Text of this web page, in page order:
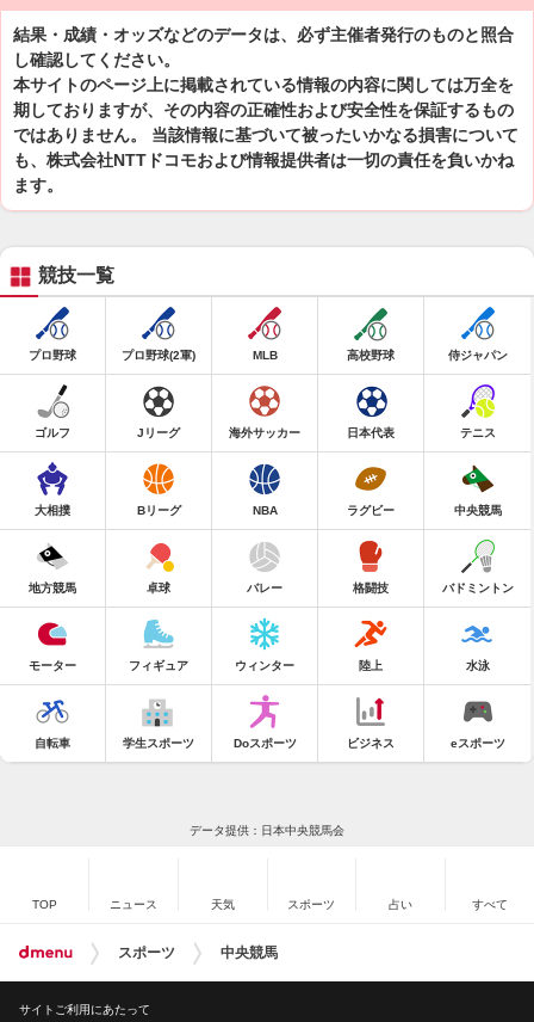
結果・成績・オッズなどのデータは、必ず主催者発行のものと照合
し確認してください。
本サイトのページ上に掲載されている情報の内容に関しては万全を
期しておりますが、その内容の正確性および安全性を保証するもの
ではありません。 当該情報に基づいて被ったいかなる損害について
も、株式会社NTTドコモおよび情報提供者は一切の責任を負いかね
ます。
競技一覧
プロ野球 プロ野球(2軍) MLB 高校野球 侍ジャパン
ゴルフ Jリーグ 海外サッカー 日本代表 テニス
大相撲 Bリーグ NBA ラグビー 中央競馬
地方競馬 卓球 バレー 格闘技 バドミントン
モーター フィギュア ウィンター 陸上 水泳
自転車 学生スポーツ Doスポーツ ビジネス eスポーツ
データ提供：日本中央競馬会
TOP ニュース 天気 スポーツ 占い すべて
スポーツ 中央競馬
サイトご利用にあたって